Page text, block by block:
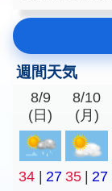
週間天気
8/9
(日)
8/10
(月)
34 | 27 35 | 27